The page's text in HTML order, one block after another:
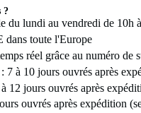
?
du lundi au vendredi de 10h
toute l'Europe
réel grâce au numéro de
7 à 10 jours ouvrés après
12 jours ouvrés après
ouvrés après expédition